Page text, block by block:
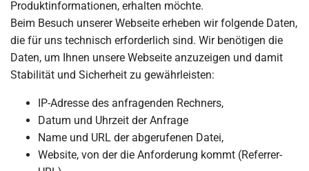
Produktinformationen, erhalten möchte.
Beim Besuch unserer Webseite erheben wir folgende Daten,
die für uns technisch erforderlich sind. Wir benötigen die
Daten, um Ihnen unsere Webseite anzuzeigen und damit
Stabilität und Sicherheit zu gewährleisten:
IP-Adresse des anfragenden Rechners,
Datum und Uhrzeit der Anfrage
Name und URL der abgerufenen Datei,
Website, von der die Anforderung kommt (Referrer-